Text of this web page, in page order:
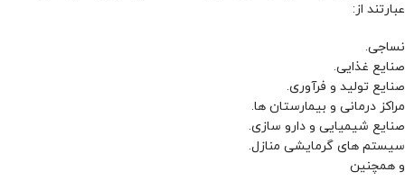
عبارتند از:
نساجی.
صنایع غذایی.
صنایع تولید و فرآوری.
مراکز درمانی و بیمارستان ها.
صنایع شیمیایی و دارو سازی.
سیستم های گرمایشی منازل.
و همچنین